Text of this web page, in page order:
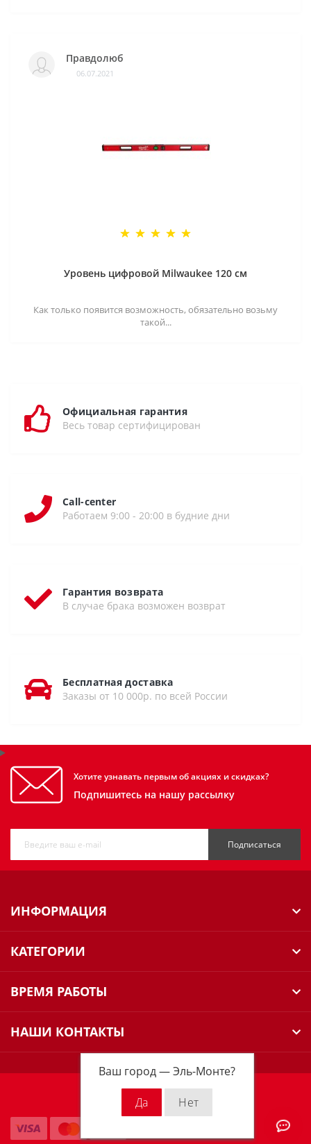
Ваш город —Эль-Монте?
Правдолюб
06.07.2021
Уровень цифровой Milwaukee 120 см
Как только появится возможность, обязательно возьму
такой...
Официальная гарантия
Весь товар сертифицирован
Call-center
Работаем 9:00 - 20:00 в будние дни
Гарантия возврата
В случае брака возможен возврат
Бесплатная доставка
Заказы от 10 000р. по всей России
Хотите узнавать первым об акциях и скидках?
Подпишитесь на нашу рассылку
Подписаться
ИНФОРМАЦИЯ
КАТЕГОРИИ
ВРЕМЯ РАБОТЫ
НАШИ КОНТАКТЫ
Milwaukee Russia © 2026